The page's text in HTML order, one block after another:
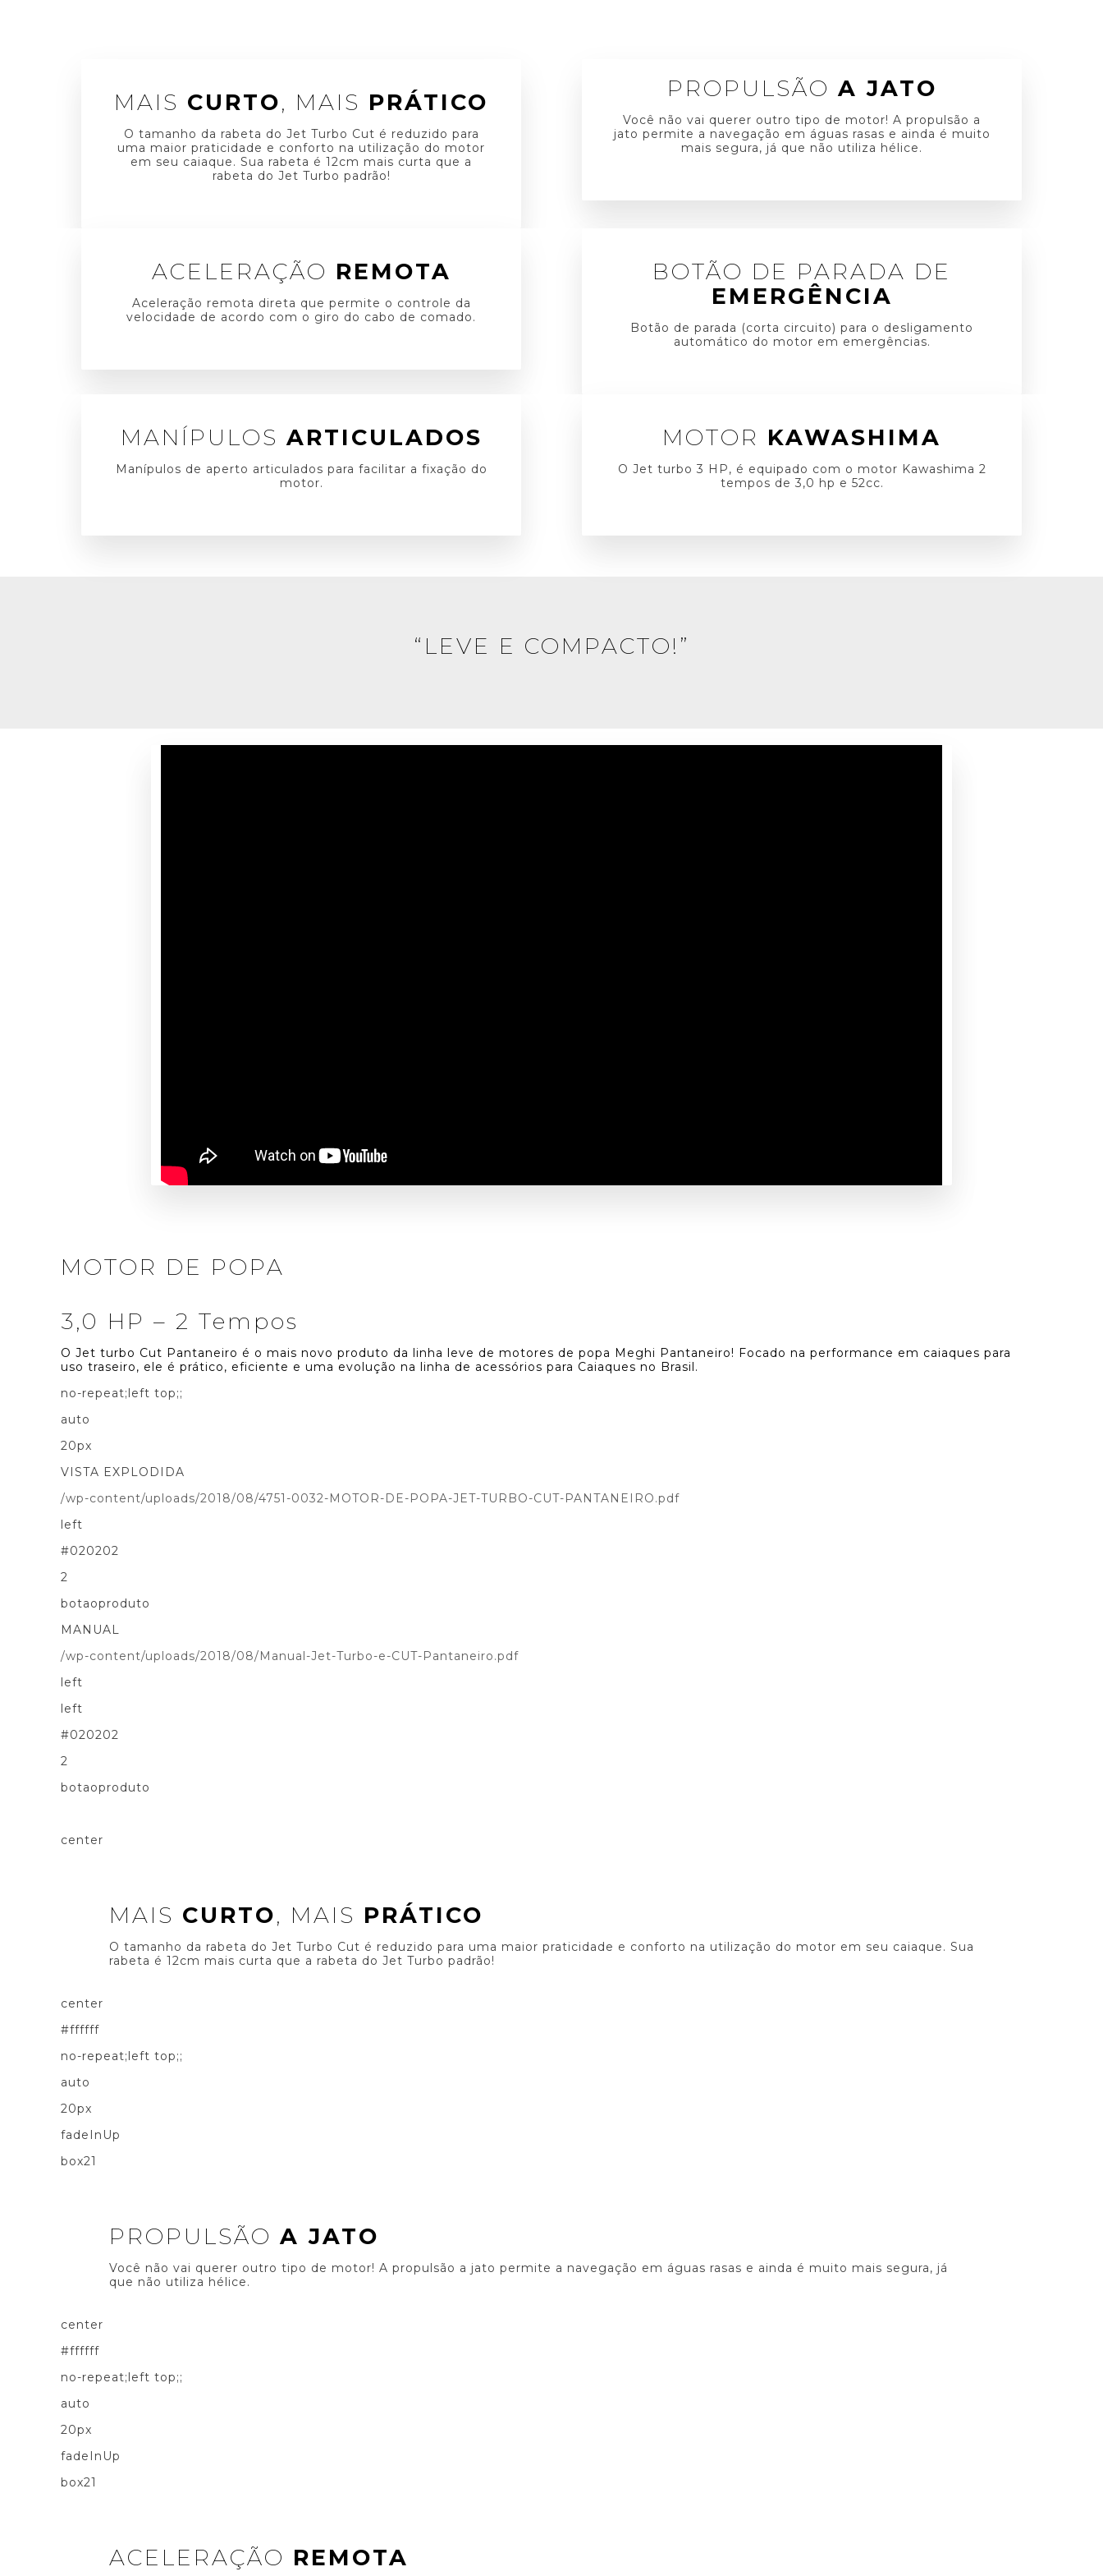
MAIS CURTO, MAIS PRÁTICO
O tamanho da rabeta do Jet Turbo Cut é reduzido para
uma maior praticidade e conforto na utilização do motor
em seu caiaque. Sua rabeta é 12cm mais curta que a
rabeta do Jet Turbo padrão!
PROPULSÃO A JATO
Você não vai querer outro tipo de motor! A propulsão a
jato permite a navegação em águas rasas e ainda é muito
mais segura, já que não utiliza hélice.
ACELERAÇÃO REMOTA
Aceleração remota direta que permite o controle da
velocidade de acordo com o giro do cabo de comado.
BOTÃO DE PARADA DE
EMERGÊNCIA
Botão de parada (corta circuito) para o desligamento
automático do motor em emergências.
MANÍPULOS ARTICULADOS
Manípulos de aperto articulados para facilitar a fixação do
motor.
MOTOR KAWASHIMA
O Jet turbo 3 HP, é equipado com o motor Kawashima 2
tempos de 3,0 hp e 52cc.
“LEVE E COMPACTO!”
MOTOR DE POPA
3,0 HP – 2 Tempos
O Jet turbo Cut Pantaneiro é o mais novo produto da linha leve de motores de popa Meghi Pantaneiro! Focado na performance em caiaques para
uso traseiro, ele é prático, eficiente e uma evolução na linha de acessórios para Caiaques no Brasil.
no-repeat;left top;;
auto
20px
VISTA EXPLODIDA
/wp-content/uploads/2018/08/4751-0032-MOTOR-DE-POPA-JET-TURBO-CUT-PANTANEIRO.pdf
left
#020202
2
botaoproduto
MANUAL
/wp-content/uploads/2018/08/Manual-Jet-Turbo-e-CUT-Pantaneiro.pdf
left
left
#020202
2
botaoproduto
center
MAIS CURTO, MAIS PRÁTICO
O tamanho da rabeta do Jet Turbo Cut é reduzido para uma maior praticidade e conforto na utilização do motor em seu caiaque. Sua
rabeta é 12cm mais curta que a rabeta do Jet Turbo padrão!
center
#ffffff
no-repeat;left top;;
auto
20px
fadeInUp
box21
PROPULSÃO A JATO
Você não vai querer outro tipo de motor! A propulsão a jato permite a navegação em águas rasas e ainda é muito mais segura, já
que não utiliza hélice.
center
#ffffff
no-repeat;left top;;
auto
20px
fadeInUp
box21
ACELERAÇÃO REMOTA